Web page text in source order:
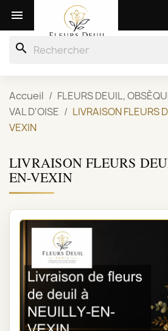

search
Accueil
FLEURS DEUIL,
VAL D'OISE
LIVRAISON FLEURS
VEXIN
LIVRAISON FLEURS
EN-VEXIN